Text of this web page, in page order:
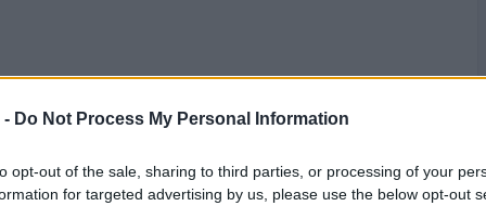
- Do Not Process My Personal Information
opt-out of the sale, sharing to third parties, or processing of your
for targeted advertising by us, please use the below opt-out